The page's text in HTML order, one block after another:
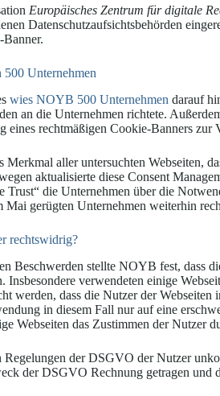
Europäisches Zentrum für digitale
Datenschutzaufsichtsbehörden
Unternehmen
wies NOYB 500 Unternehmen darauf
an die Unternehmen richtete.
eines rechtmäßigen Cookie-Banners zur
Merkmal aller untersuchten Webseiten,
aktualisierte diese Consent
Trust“ die Unternehmen über die
Mai gerügten Unternehmen weiterhin
rechtswidrig?
Beschwerden stellte NOYB fest, dass
Insbesondere verwendeten einige
werden, dass die Nutzer der
in diesem Fall nur auf eine
Webseiten das Zustimmen der Nutzer
Regelungen der DSGVO der Nutzer
der DSGVO Rechnung getragen